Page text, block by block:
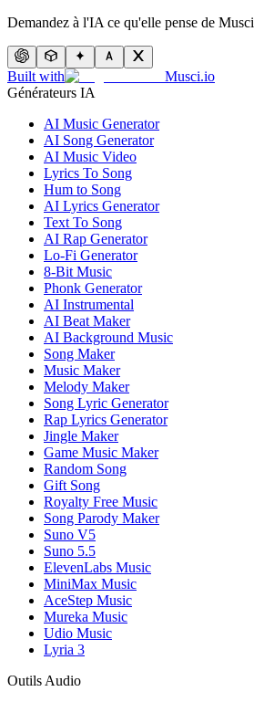
Demandez à l'IA ce qu'elle pense de Musci
Built with
Musci.io
Générateurs IA
AI Music Generator
AI Song Generator
AI Music Video
Lyrics To Song
Hum to Song
AI Lyrics Generator
Text To Song
AI Rap Generator
Lo-Fi Generator
8-Bit Music
Phonk Generator
AI Instrumental
AI Beat Maker
AI Background Music
Song Maker
Music Maker
Melody Maker
Song Lyric Generator
Rap Lyrics Generator
Jingle Maker
Game Music Maker
Random Song
Gift Song
Royalty Free Music
Song Parody Maker
Suno V5
Suno 5.5
ElevenLabs Music
MiniMax Music
AceStep Music
Mureka Music
Udio Music
Lyria 3
Outils Audio